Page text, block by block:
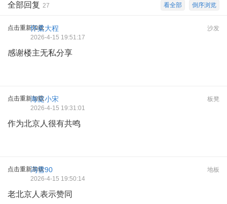
倒序浏览
看全部
全部回复 27
点击重新加载 沙发
怀柔大程
2026-4-15 19:51:17
感谢楼主无私分享
点击重新加载 板凳
海淀小宋
2026-4-15 19:31:01
作为北京人很有共鸣
点击重新加载 地板
冯雪90
2026-4-15 19:50:14
老北京人表示赞同